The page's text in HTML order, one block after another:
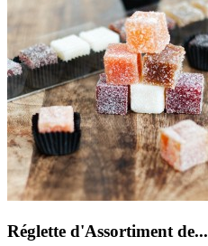
Réglette d'Assortiment de...